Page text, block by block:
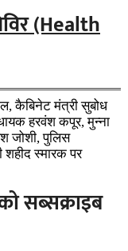
(Health
कैबिनेट मंत्री सुबोध
हरवंश कपूर, मुन्ना
जोशी, पुलिस
शहीद स्मारक पर
सब्सक्राइब